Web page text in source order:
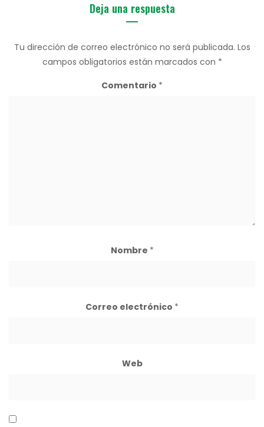
Deja una respuesta
Tu dirección de correo electrónico no será publicada. Los
campos obligatorios están marcados con *
Comentario *
Nombre *
Correo electrónico *
Web